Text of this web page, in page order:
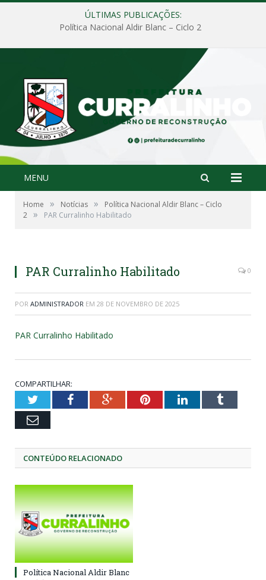
ÚLTIMAS PUBLICAÇÕES:
Política Nacional Aldir Blanc – Ciclo 2
MENU
Home » Notícias »
Política Nacional Aldir Blanc – Ciclo
2 » PAR Curralinho Habilitado
PAR Curralinho Habilitado 0
POR ADMINISTRADOR EM 28 DE NOVEMBRO DE 2025
PAR Curralinho Habilitado
COMPARTILHAR:
TwitterFacebookGoogle+PinterestLinkedInTumblr
Email
CONTEÚDO RELACIONADO
Política Nacional Aldir Blanc